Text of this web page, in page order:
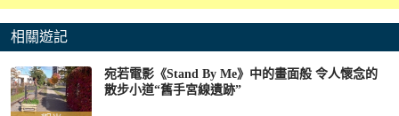
相關遊記
宛若電影《Stand By Me》中的畫面般 令人懷念的
散步小道“舊手宮線遺跡”